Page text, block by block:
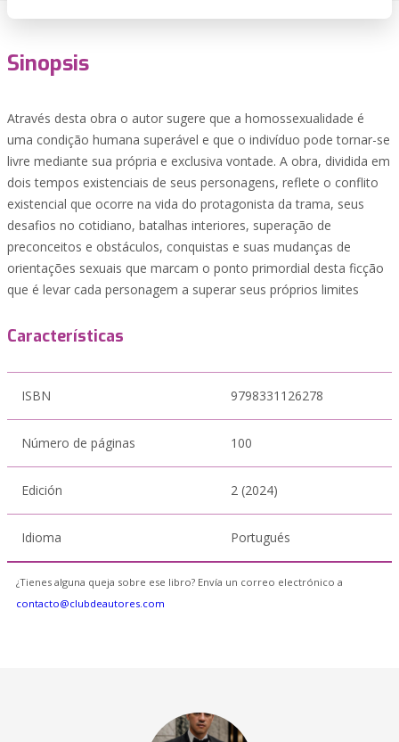
Sinopsis
Através desta obra o autor sugere que a homossexualidade é
uma condição humana superável e que o indivíduo pode tornar-se
livre mediante sua própria e exclusiva vontade. A obra, dividida em
dois tempos existenciais de seus personagens, reflete o conflito
existencial que ocorre na vida do protagonista da trama, seus
desafios no cotidiano, batalhas interiores, superação de
preconceitos e obstáculos, conquistas e suas mudanças de
orientações sexuais que marcam o ponto primordial desta ficção
que é levar cada personagem a superar seus próprios limites
Características
ISBN 9798331126278
Número de páginas 100
Edición 2 (2024)
Idioma Portugués
¿Tienes alguna queja sobre ese libro? Envía un correo electrónico a
contacto@clubdeautores.com